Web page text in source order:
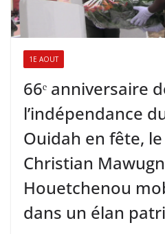
1E AOUT
66ᵉ anniversaire
l’indépendance
Ouidah en fête,
Christian
Houetchenou
dans un élan